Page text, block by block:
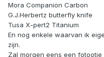
Mora Companion Carbon
G.J.Herbertz butterfly knife
Tusa X-pert2 Titanium
En nog enkele waarvan ik
zijn.
Zal morgen eens een fotootje